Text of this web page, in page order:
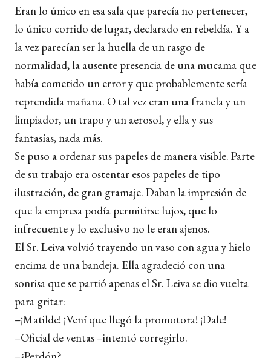
Eran lo único en esa sala que parecía no pertenecer,
lo único corrido de lugar, declarado en rebeldía. Y a
la vez parecían ser la huella de un rasgo de
normalidad, la ausente presencia de una mucama que
había cometido un error y que probablemente sería
reprendida mañana. O tal vez eran una franela y un
limpiador, un trapo y un aerosol, y ella y sus
fantasías, nada más.
Se puso a ordenar sus papeles de manera visible. Parte
de su trabajo era ostentar esos papeles de tipo
ilustración, de gran gramaje. Daban la impresión de
que la empresa podía permitirse lujos, que lo
infrecuente y lo exclusivo no le eran ajenos.
El Sr. Leiva volvió trayendo un vaso con agua y hielo
encima de una bandeja. Ella agradeció con una
sonrisa que se partió apenas el Sr. Leiva se dio vuelta
para gritar:
–¡Matilde! ¡Vení que llegó la promotora! ¡Dale!
–Oficial de ventas –intentó corregirlo.